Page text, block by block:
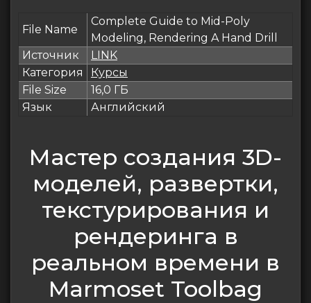
File Name
Complete Guide to Mid-Poly
Modeling, Rendering A Hand Drill
Источник
LINK
Категория
Курсы
File Size
16,0 ГБ
Язык
Английский
Мастер создания 3D-
моделей, развертки,
текстурирования и
рендеринга в
реальном времени в
Marmoset Toolbag